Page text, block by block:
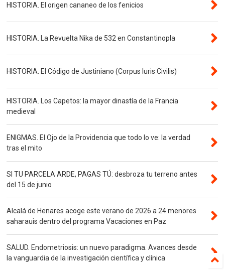
HISTORIA. El origen cananeo de los fenicios
HISTORIA. La Revuelta Nika de 532 en Constantinopla
HISTORIA. El Código de Justiniano (Corpus Iuris Civilis)
HISTORIA. Los Capetos: la mayor dinastía de la Francia
medieval
ENIGMAS. El Ojo de la Providencia que todo lo ve: la verdad
tras el mito
SI TU PARCELA ARDE, PAGAS TÚ: desbroza tu terreno antes
del 15 de junio
Alcalá de Henares acoge este verano de 2026 a 24 menores
saharauis dentro del programa Vacaciones en Paz
SALUD. Endometriosis: un nuevo paradigma. Avances desde
la vanguardia de la investigación científica y clínica